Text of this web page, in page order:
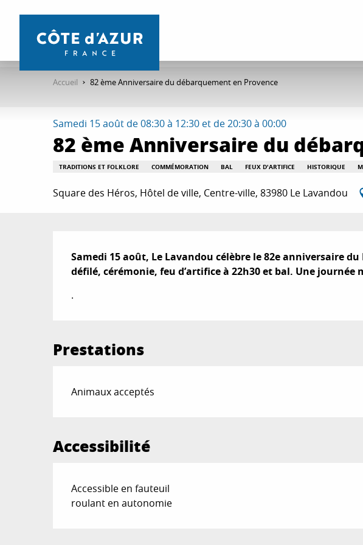
contenu
Accueil 82 ème Anniversaire du débarquement en Provence
Samedi 15 août de 08:30 à 12:30 et de 20:30 à 00:00
82 ème Anniversaire du
TRADITIONS ET FOLKLORE COMMÉMORATION BAL FEUX D'ARTIFICE HISTORIQUE
Square des Héros, Hôtel de ville, Centre-ville, 83980 Le Lavandou
Description
Samedi 15 août, Le Lavandou célèbre le 82e anniversaire
défilé, cérémonie, feu d’artifice à 22h30 et bal. Une journée
.
Prestations
Animaux acceptés
Accessibilité
Accessible en fauteuil
roulant en autonomie